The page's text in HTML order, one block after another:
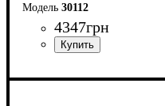
30112
4347грн
Длина - 204,8 см